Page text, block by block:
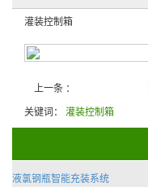
灌装控制箱
上一条 ：
关键词： 灌装控制箱
液氯钢瓶智能充装系统